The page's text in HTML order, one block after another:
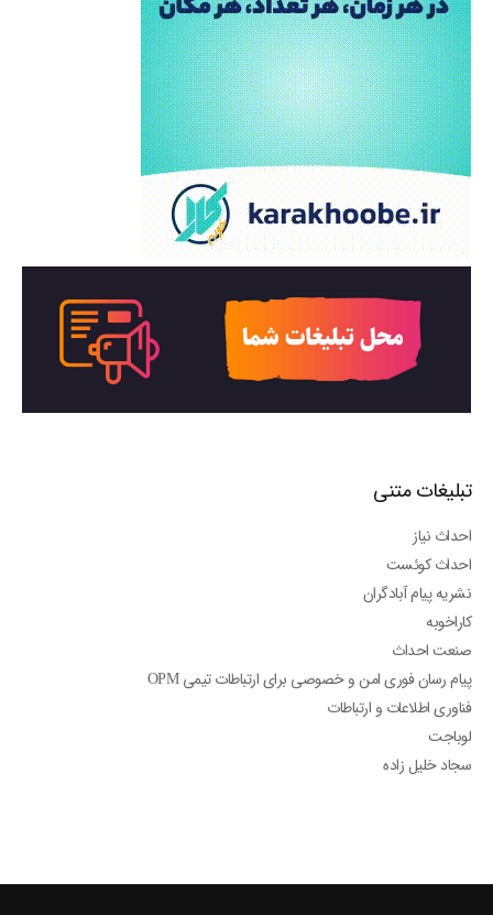
تبلیغات متنی
احداث نیاز
احداث کوئست
نشریه پیام آبادگران
کاراخوبه
صنعت احداث
پیام رسان فوری امن و خصوصی برای ارتباطات تیمی OPM
فناوری اطلاعات و ارتباطات
لوباجت
سجاد خلیل زاده